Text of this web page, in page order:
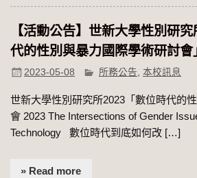
【活動公告】世新大學性別研
代的性別與暴力國際學術研討會
2023-05-08 所務公告 ,本校訊息
世新大學性別研究所2023「數位時代的
會 2023 The Intersections of Gender
Technology 數位時代到底如何改 […]
» Read more